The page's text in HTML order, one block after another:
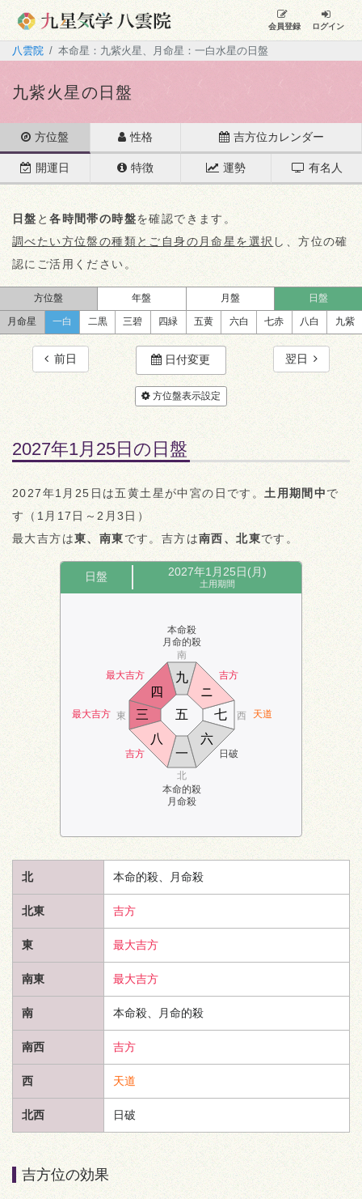
会員登録 ログイン
八雲院 本命星：九紫火星、月命星：一白水星の日盤
九紫火星の日盤
方位盤 性格 吉方位カレンダー
開運日 特徴 運勢 有名人
日盤 と各時間帯の時盤を確認できます。
調べたい方位盤の種類とご自身の月命星を選択 し、方位の確
認にご活用ください。
方位盤 年盤 月盤 日盤
月命星 一白 二黒 三碧 四緑 五黄 六白 七赤 八白 九紫
前日 日付変更 翌日
方位盤表示設定
2027年1月25日の日盤
2027年1月25日は五黄土星が中宮の日です。 土用期間中で
す（1月17日～2月3日）
最大吉方は東、南東です。吉方は南西、北東です。
日盤 2027年1月25日(月)
土用期間
最大吉方
本命殺
月命的殺
吉方
最大吉方 天道
吉方
本命的殺
月命殺
日破
南
北
東 西
一
ニ
三
四
五
六
七
八
九
北 本命的殺、月命殺
北東 吉方
東 最大吉方
南東 最大吉方
南 本命殺、月命的殺
南西 吉方
西 天道
北西 日破
吉方位の効果